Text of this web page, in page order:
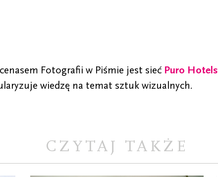
Fotografii w Piśmie jest sieć Puro Hotels
wiedzę na temat sztuk wizualnych.
CZYTAJ TAKŻE